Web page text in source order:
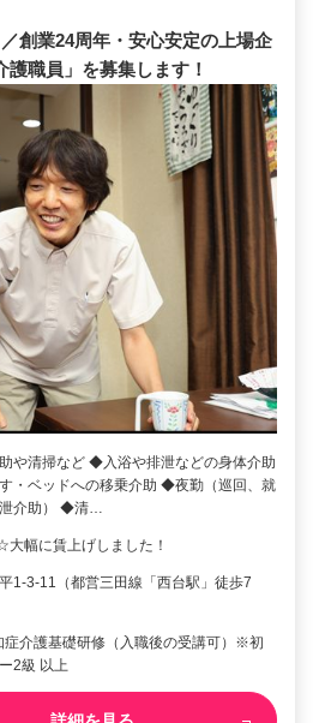
創業24周年・安心安定の上場企
職員」を募集します！
や清掃など ◆入浴や排泄などの身体介助
・ベッドへの移乗介助 ◆夜勤（巡回、就
泄介助） ◆清…
幅に賃上げしました！
1-3-11（都営三田線「西台駅」徒歩7
症介護基礎研修（入職後の受講可）※初
2級 以上